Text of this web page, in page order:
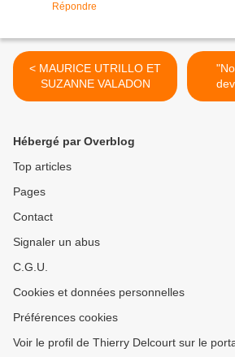
Répondre
< MAURICE UTRILLO ET
SUZANNE VALADON
Hébergé par Overblog
Top articles
Pages
Contact
Signaler un abus
C.G.U.
Cookies et données personnelles
Préférences cookies
Voir le profil de Thierry Delcourt sur le